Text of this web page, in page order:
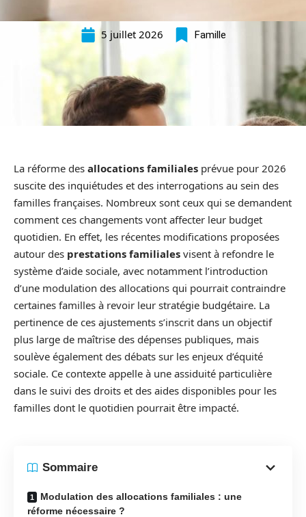
5 juillet 2026 Famille
La réforme des allocations familiales prévue pour 2026
suscite des inquiétudes et des interrogations au sein des
familles françaises. Nombreux sont ceux qui se demandent
comment ces changements vont affecter leur budget
quotidien. En effet, les récentes modifications proposées
autour des prestations familiales visent à refondre le
système d’aide sociale, avec notamment l’introduction
d’une modulation des allocations qui pourrait contraindre
certaines familles à revoir leur stratégie budgétaire. La
pertinence de ces ajustements s’inscrit dans un objectif
plus large de maîtrise des dépenses publiques, mais
soulève également des débats sur les enjeux d’équité
sociale. Ce contexte appelle à une assiduité particulière
dans le suivi des droits et des aides disponibles pour les
familles dont le quotidien pourrait être impacté.
Sommaire
Modulation des allocations familiales : une
réforme nécessaire ?